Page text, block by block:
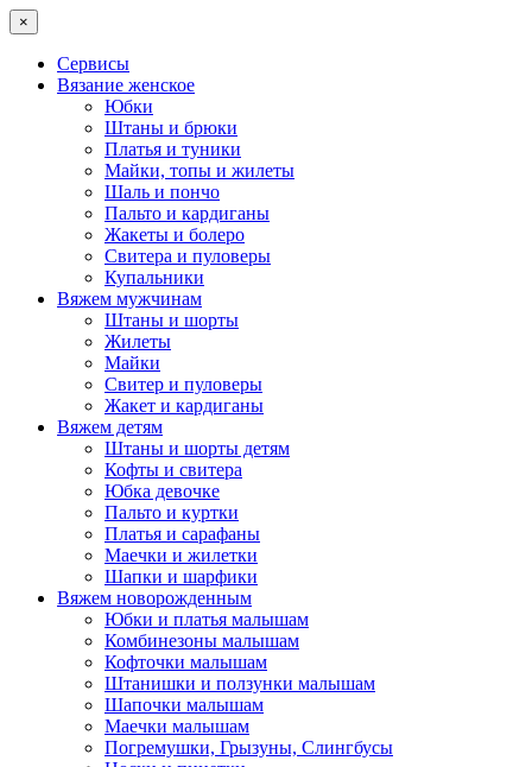
×
Сервисы
Вязание женское
Юбки
Штаны и брюки
Платья и туники
Майки, топы и жилеты
Шаль и пончо
Пальто и кардиганы
Жакеты и болеро
Свитера и пуловеры
Купальники
Вяжем мужчинам
Штаны и шорты
Жилеты
Майки
Свитер и пуловеры
Жакет и кардиганы
Вяжем детям
Штаны и шорты детям
Кофты и свитера
Юбка девочке
Пальто и куртки
Платья и сарафаны
Маечки и жилетки
Шапки и шарфики
Вяжем новорожденным
Юбки и платья малышам
Комбинезоны малышам
Кофточки малышам
Штанишки и ползунки малышам
Шапочки малышам
Маечки малышам
Погремушки, Грызуны, Слингбусы